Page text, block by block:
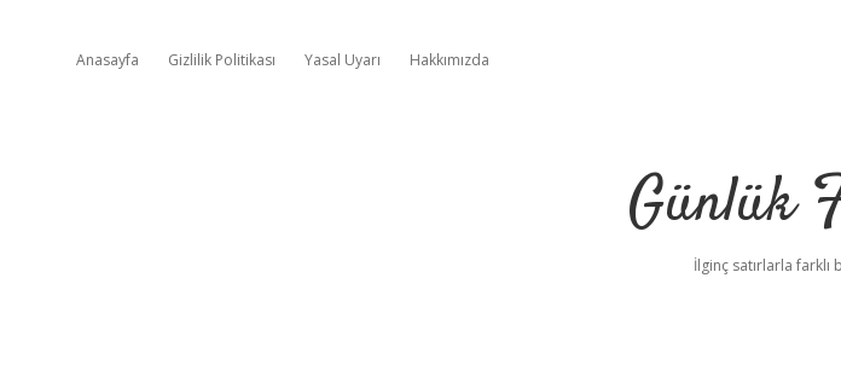
Anasayfa Gizlilik Politikası Yasal Uyarı Hakkımızda
Günlük
İlginç satırlarla farklı